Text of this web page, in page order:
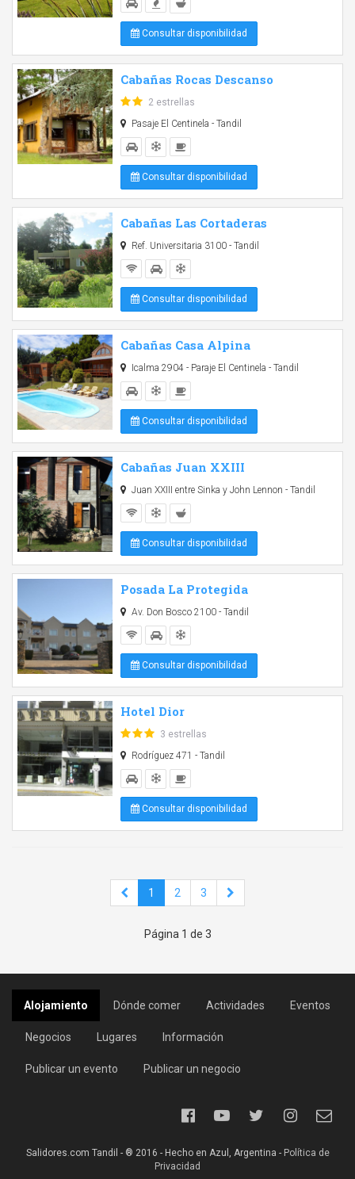
Consultar disponibilidad
Cabañas Rocas Descanso
2 estrellas
Pasaje El Centinela - Tandil
Consultar disponibilidad
Cabañas Las Cortaderas
Ref. Universitaria 3100 - Tandil
Consultar disponibilidad
Cabañas Casa Alpina
Icalma 2904 - Paraje El Centinela - Tandil
Consultar disponibilidad
Cabañas Juan XXIII
Juan XXIII entre Sinka y John Lennon - Tandil
Consultar disponibilidad
Posada La Protegida
Av. Don Bosco 2100 - Tandil
Consultar disponibilidad
Hotel Dior
3 estrellas
Rodríguez 471 - Tandil
Consultar disponibilidad
1 2 3
Página 1 de 3
Alojamiento Dónde comer Actividades Eventos
Negocios Lugares Información
Publicar un evento Publicar un negocio
Salidores.com Tandil - ® 2016 - Hecho en Azul, Argentina - Política de
Privacidad